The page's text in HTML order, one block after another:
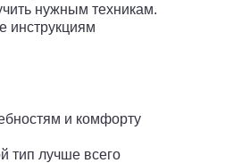
нужным техникам.
инструкциям
и комфорту
тип лучше всего